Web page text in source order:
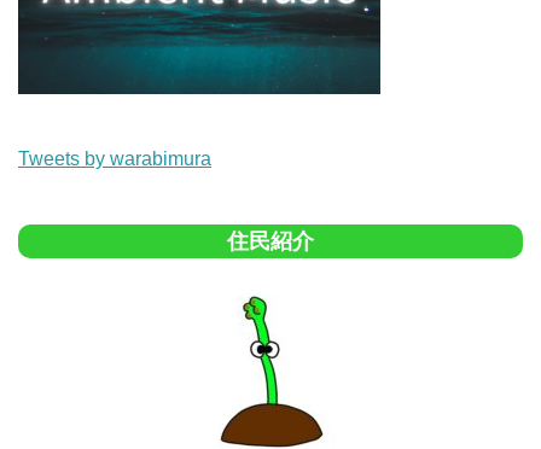
Tweets by warabimura
住民紹介